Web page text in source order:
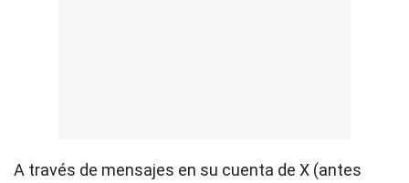
A través de mensajes en su cuenta de X (antes